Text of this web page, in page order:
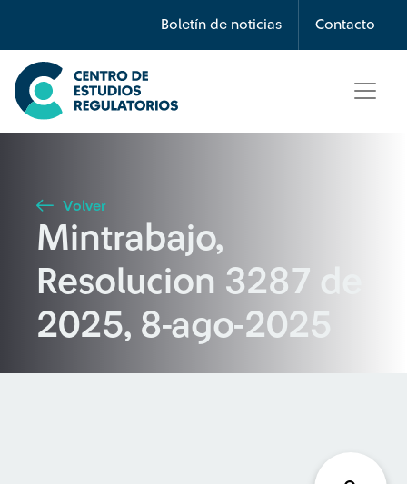
Boletín de noticias Contacto
Búsqueda
Seleccione país
Buscar
Volver
Mintrabajo,
Resolucion 3287 de
2025, 8-ago-2025